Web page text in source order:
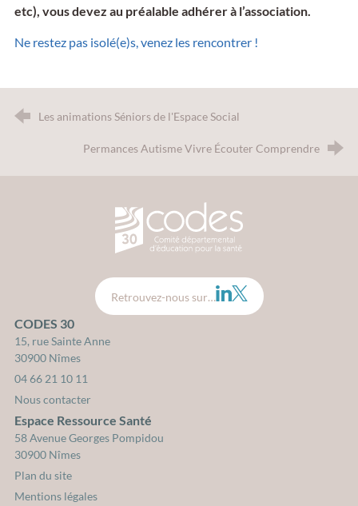
etc), vous devez au préalable adhérer à l’association.
Ne restez pas isolé(e)s, venez les rencontrer !
Les animations Séniors de l'Espace Social
Permances Autisme Vivre Écouter Comprendre
CODES 30 - Comité
Retrouvez-nous sur… LinkedIn
Twitter
CODES 30
15, rue Sainte Anne
30900 Nîmes
04 66 21 10 11
Nous contacter
Espace Ressource Santé
58 Avenue Georges Pompidou
30900 Nîmes
Plan du site
Mentions légales